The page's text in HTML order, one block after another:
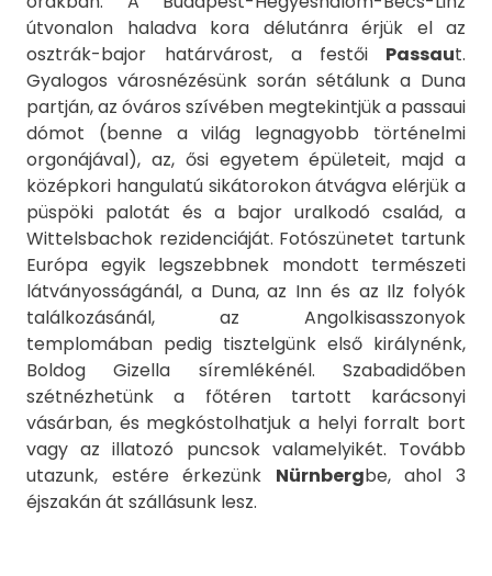
útvonalon haladva kora délutánra érjük el az
osztrák-bajor határvárost, a festői Passaut.
Gyalogos városnézésünk során sétálunk a Duna
partján, az óváros szívében megtekintjük a passaui
dómot (benne a világ legnagyobb történelmi
orgonájával), az, ősi egyetem épületeit, majd a
középkori hangulatú sikátorokon átvágva elérjük a
püspöki palotát és a bajor uralkodó család, a
Wittelsbachok rezidenciáját. Fotószünetet tartunk
Európa egyik legszebbnek mondott természeti
látványosságánál, a Duna, az Inn és az Ilz folyók
találkozásánál, az Angolkisasszonyok
templomában pedig tisztelgünk első királynénk,
Boldog Gizella síremlékénél. Szabadidőben
szétnézhetünk a főtéren tartott karácsonyi
vásárban, és megkóstolhatjuk a helyi forralt bort
vagy az illatozó puncsok valamelyikét. Tovább
utazunk, estére érkezünk Nürnbergbe, ahol 3
éjszakán át szállásunk lesz.